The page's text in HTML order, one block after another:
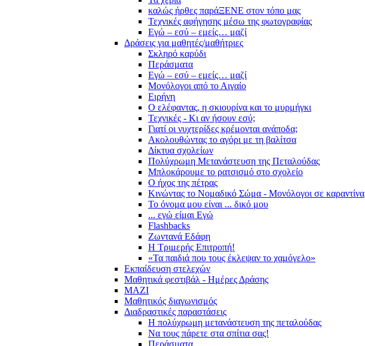
καλώς ήρθες παράΞΕΝΕ στον τόπο μας
Τεχνικές αφήγησης μέσω της φωτογραφίας
Εγώ – εσύ – εμείς… μαζί
Δράσεις για μαθητές/μαθήτριες
Σκληρό καρύδι
Περάσματα
Εγώ – εσύ – εμείς… μαζί
Μονόλογοι από το Αιγαίο
Ειρήνη
Ο ελέφαντας, η σκιουρίνα και το μυρμήγκι
Τεχνικές - Κι αν ήσουν εσύ;
Γιατί οι νυχτερίδες κρέμονται ανάποδα;
Ακολουθώντας το αγόρι με τη βαλίτσα
Δίκτυα σχολείων
Πολύχρωμη Μετανάστευση της Πεταλούδας
Μπλοκάρουμε το ρατσισμό στο σχολείο
Ο ήχος της πέτρας
Κινώντας το Νομαδικό Σώμα - Μονόλογοι σε καραντίνα
Το όνομα μου είναι ... δικό μου
... εγώ είμαι Εγώ
Flashbacks
Ζωντανά Εδάφη
Η Τριμερής Επιτροπή!
«Τα παιδιά που τους έκλεψαν το χαμόγελο»
Εκπαίδευση στελεχών
Μαθητικά φεστιβάλ - Ημέρες Δράσης
ΜΑΖΙ
Μαθητικός διαγωνισμός
Διαδραστικές παραστάσεις
Η πολύχρωμη μετανάστευση της πεταλούδας
Να τους πάρετε στα σπίτια σας!
Περάσματα